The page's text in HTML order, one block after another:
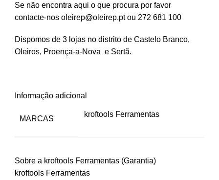
Se não encontra aqui o que procura por favor
contacte-nos oleirep@oleirep.pt ou 272 681 100
Dispomos de 3 lojas no distrito de Castelo Branco,
Oleiros, Proença-a-Nova e Sertã.
Informação adicional
MARCAS
kroftools Ferramentas
Sobre a kroftools Ferramentas (Garantia)
kroftools Ferramentas